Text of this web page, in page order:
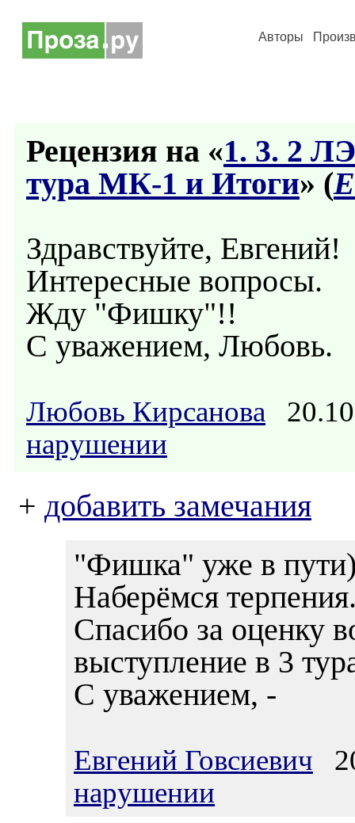
Авторы
Рецензия на «1. 3. 2
тура МК-1 и Итоги» (
Здравствуйте, Евгений!
Интересные вопросы.
Жду "Фишку"!!
С уважением, Любовь.
Любовь Кирсанова
нарушении
+ добавить замечания
"Фишка" уже в
Наберёмся
Спасибо за оценку
выступление в 3
С уважением, -
Евгений Говсиевич
нарушении